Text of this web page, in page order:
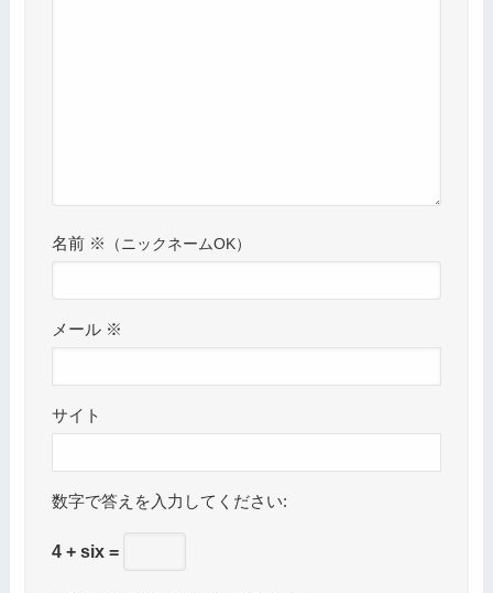
名前 ※
メール ※
サイト
数字で答えを入力してください:
4 + six =